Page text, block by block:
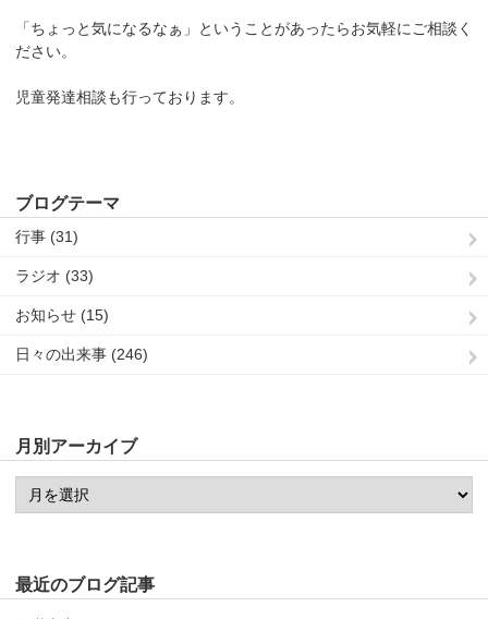
「ちょっと気になるなぁ」ということがあったらお気軽にご相談く
ださい。
児童発達相談も行っております。
ブログテーマ
行事 (31)
ラジオ (33)
お知らせ (15)
日々の出来事 (246)
月別アーカイブ
最近のブログ記事